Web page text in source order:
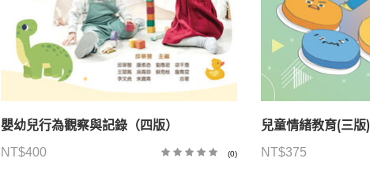
嬰幼兒行為觀察與記錄（四版）
NT$400 (0)
兒童情緒教育(三版)
NT$375